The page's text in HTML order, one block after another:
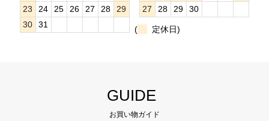
23
24 25 26 27 28
29
30
31
27
28 29 30
( 定休日)
GUIDE
お買い物ガイド